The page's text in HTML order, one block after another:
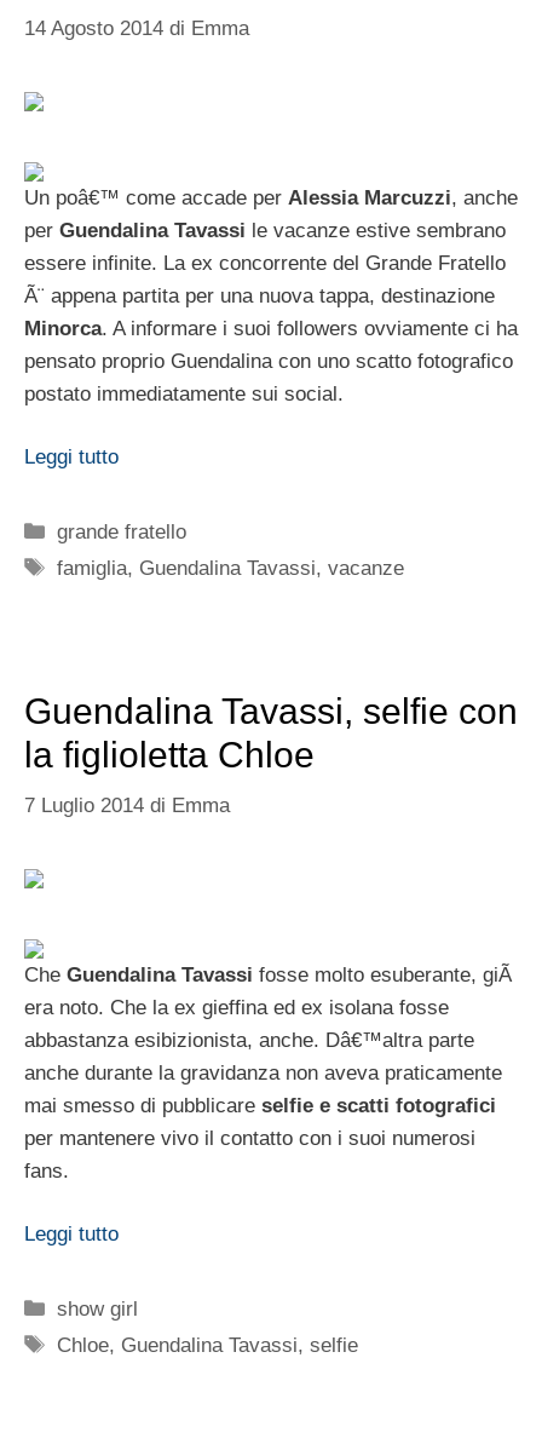
14 Agosto 2014 di Emma
Un poâ€™ come accade per Alessia Marcuzzi, anche
per Guendalina Tavassi le vacanze estive sembrano
essere infinite. La ex concorrente del Grande Fratello
Ã¨ appena partita per una nuova tappa, destinazione
Minorca. A informare i suoi followers ovviamente ci ha
pensato proprio Guendalina con uno scatto fotografico
postato immediatamente sui social.
Leggi tutto
Categorie
grande fratello
Tag
famiglia, Guendalina Tavassi,vacanze
Guendalina Tavassi, selfie con
la figlioletta Chloe
7 Luglio 2014 di Emma
Che Guendalina Tavassi fosse molto esuberante, giÃ
era noto. Che la ex gieffina ed ex isolana fosse
abbastanza esibizionista, anche. Dâ€™altra parte
anche durante la gravidanza non aveva praticamente
mai smesso di pubblicare selfie e scatti fotografici
per mantenere vivo il contatto con i suoi numerosi
fans.
Leggi tutto
Categorie
show girl
Tag
Chloe, Guendalina Tavassi,selfie